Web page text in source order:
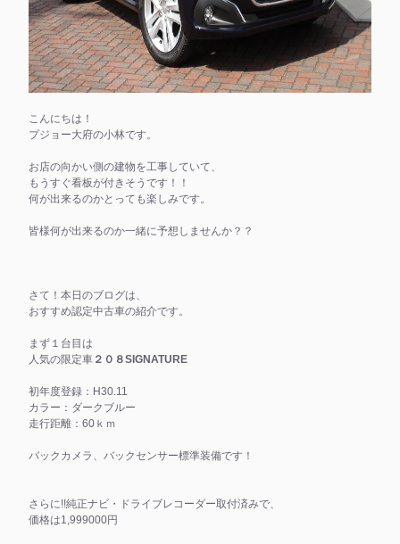
こんにちは！
プジョー大府の小林です。
お店の向かい側の建物を工事していて、
もうすぐ看板が付きそうです！！
何が出来るのかとっても楽しみです。
皆様何が出来るのか一緒に予想しませんか？？
さて！本日のブログは、
おすすめ認定中古車の紹介です。
まず１台目は
人気の限定車 ２０８SIGNATURE
初年度登録：H30.11
カラー：ダークブルー
走行距離：60ｋｍ
バックカメラ、バックセンサー標準装備です！
さらに!!純正ナビ・ドライブレコーダー取付済みで、
価格は1,999000円